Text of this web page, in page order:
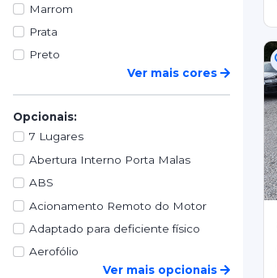
Marrom
Prata
Preto
Ver mais cores
Opcionais:
7 Lugares
Abertura Interno Porta Malas
ABS
Acionamento Remoto do Motor
Adaptado para deficiente físico
Aerofólio
Ver mais opcionais